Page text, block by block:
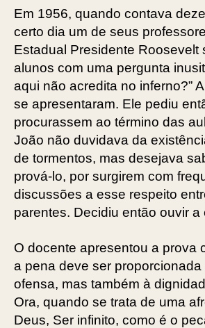
Em 1956, quando contava
certo dia um de seus
Estadual Presidente Roosevelt
alunos com uma pergunta
aqui não acredita no inferno?”
se apresentaram. Ele pediu
procurassem ao término das
João não duvidava da
de tormentos, mas desejava
prová-lo, por surgirem com
discussões a esse respeito
parentes. Decidiu então ouvir a
O docente apresentou a prova
a pena deve ser
ofensa, mas também à
Ora, quando se trata de uma
Deus, Ser infinito, como é o